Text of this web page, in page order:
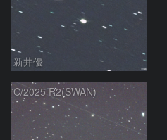
新井優
C/2025 R2(SWAN)